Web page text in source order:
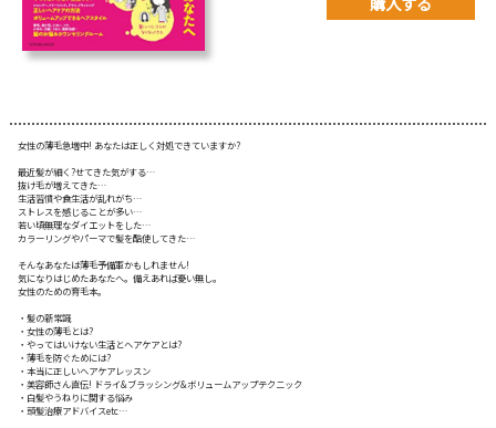
女性の薄毛急増中! あなたは正しく対処できていますか?
最近髪が細く?せてきた気がする…
抜け毛が増えてきた…
生活習慣や食生活が乱れがち…
ストレスを感じることが多い…
若い頃無理なダイエットをした…
カラーリングやパーマで髪を酷使してきた…
そんなあなたは薄毛予備軍かもしれません!
気になりはじめたあなたへ。備えあれば憂い無し。
女性のための育毛本。
・髪の新常識
・女性の薄毛とは?
・やってはいけない生活とヘアケアとは?
・薄毛を防ぐためには?
・本当に正しいヘアケアレッスン
・美容師さん直伝! ドライ&ブラッシング&ボリュームアップテクニック
・白髪やうねりに関する悩み
・頭髪治療アドバイスetc…